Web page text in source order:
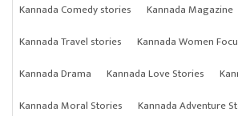
Kannada Comedy stories
Kannada Magazine
Kannada Travel stories
Kannada Women
Kannada Drama
Kannada Love Stories
Kannada Moral Stories
Kannada Adventure